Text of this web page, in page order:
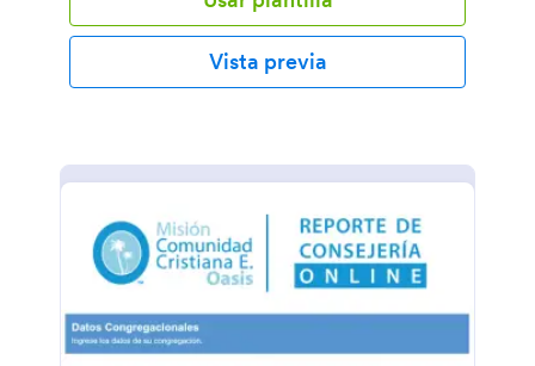
Vista previa